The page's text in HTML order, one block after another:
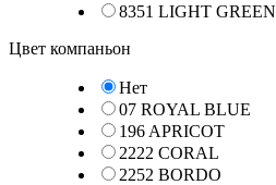
8351 LIGHT GREEN
Цвет компаньон
Нет
07 ROYAL BLUE
196 APRICOT
2222 CORAL
2252 BORDO